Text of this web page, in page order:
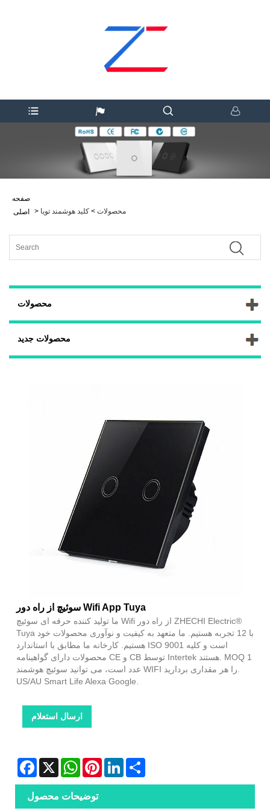
صفحه
اصلی
> محصولات > کلید هوشمند تویا
محصولات
محصولات جدید
سوئیچ از راه دور Wifi App Tuya
ما تولید کننده حرفه ای سوئیچ Wifi از راه دور ZHECHI Electric®
Tuya با 12 تجربه هستیم. ما متعهد به کیفیت و نوآوری محصولات خود
هستیم. کارخانه ما مطابق با استاندارد ISO 9001 است و کلیه
محصولات دارای گواهینامه CE و CB توسط Intertek هستند. MOQ 1
عدد است، می توانید سوئیچ هوشمند WIFI را هر مقداری بردارید.
US/AU Smart Life Alexa Google.
ارسال استعلام
Facebook
X WhatsAppPinterestLinkedIn
توضیحات محصول